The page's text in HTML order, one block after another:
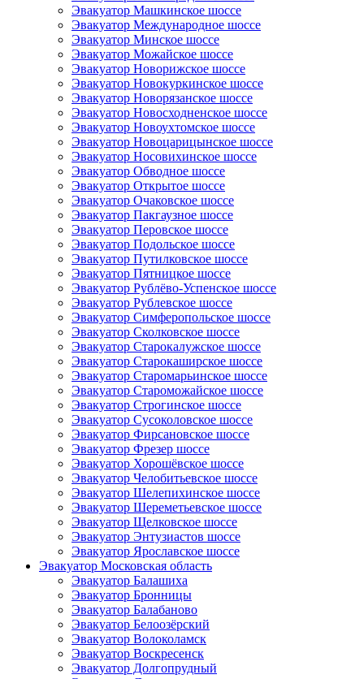
Эвакуатор Машкинское шоссе
Эвакуатор Международное шоссе
Эвакуатор Минское шоссе
Эвакуатор Можайское шоссе
Эвакуатор Новорижское шоссе
Эвакуатор Новокуркинское шоссе
Эвакуатор Новорязанское шоссе
Эвакуатор Новосходненское шоссе
Эвакуатор Новоухтомское шоссе
Эвакуатор Новоцарицынское шоссе
Эвакуатор Носовихинское шоссе
Эвакуатор Обводное шоссе
Эвакуатор Открытое шоссе
Эвакуатор Очаковское шоссе
Эвакуатор Пакгаузное шоссе
Эвакуатор Перовское шоссе
Эвакуатор Подольское шоссе
Эвакуатор Путилковское шоссе
Эвакуатор Пятницкое шоссе
Эвакуатор Рублёво-Успенское шоссе
Эвакуатор Рублевское шоссе
Эвакуатор Симферопольское шоссе
Эвакуатор Сколковское шоссе
Эвакуатор Старокалужское шоссе
Эвакуатор Старокаширское шоссе
Эвакуатор Старомарьинское шоссе
Эвакуатор Староможайское шоссе
Эвакуатор Строгинское шоссе
Эвакуатор Сусоколовское шоссе
Эвакуатор Фирсановское шоссе
Эвакуатор Фрезер шоссе
Эвакуатор Хорошёвское шоссе
Эвакуатор Челобитьевское шоссе
Эвакуатор Шелепихинское шоссе
Эвакуатор Шереметьевское шоссе
Эвакуатор Щелковское шоссе
Эвакуатор Энтузиастов шоссе
Эвакуатор Ярославское шоссе
Эвакуатор Московская область
Эвакуатор Балашиха
Эвакуатор Бронницы
Эвакуатор Балабаново
Эвакуатор Белоозёрский
Эвакуатор Волоколамск
Эвакуатор Воскресенск
Эвакуатор Долгопрудный